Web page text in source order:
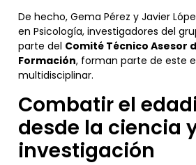
De hecho, Gema Pérez y Javier
en Psicología, investigadores del
parte del Comité Técnico Asesor
Formación, forman parte de este
multidisciplinar.
Combatir el
desde la ciencia
investigación